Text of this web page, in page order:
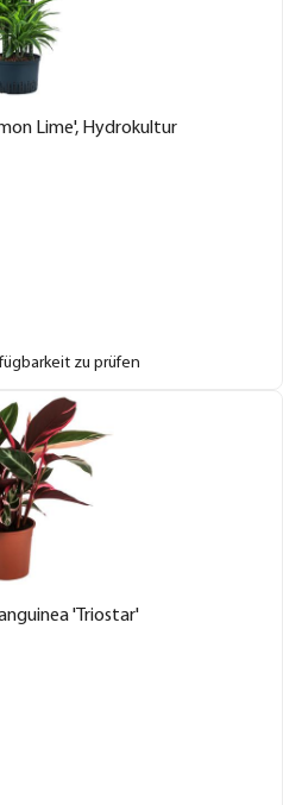
Lime', Hydrokultur
zu prüfen
'Triostar'